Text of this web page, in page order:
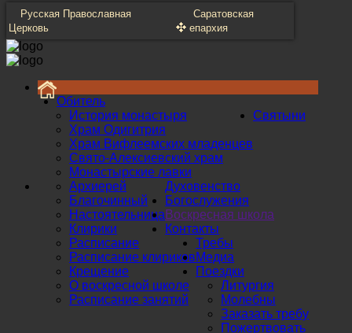
Русская Православная
Церковь
Саратовская
епархия
Обитель
История монастыря
Храм Одигитрия
Храм Вифлеемских младенцев
Свято-Алексиевский храм
Монастырские лавки
Святыни
Духовенство
Архиерей
Благочинный
Настоятельница
Клирики
Богослужения
Расписание
Расписание клириков
Крещение
Воскресная школа
О воскресной школе
Расписание занятий
Контакты
Требы
Литургия
Молебны
Заказать требу
Пожертвовать
Медиа
Поездки